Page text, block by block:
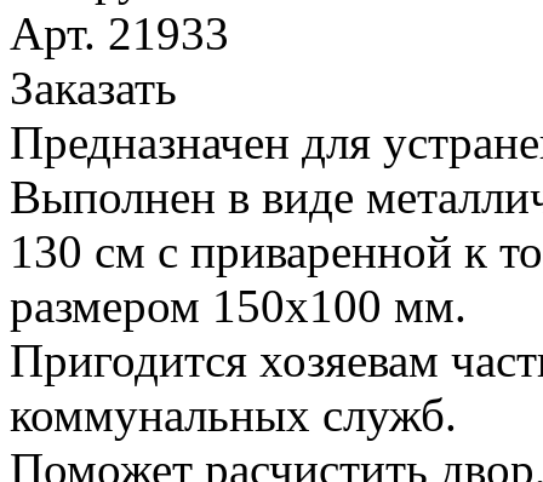
Арт. 21933
Заказать
Предназначен для
Выполнен в виде
130 см с приваренной к
размером 150х100 мм.
Пригодится хозяевам
коммунальных служб.
Поможет расчистить